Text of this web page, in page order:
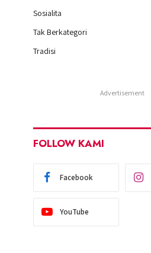
Sosialita
Tak Berkategori
Tradisi
Advertisement
FOLLOW KAMI
Facebook
YouTube